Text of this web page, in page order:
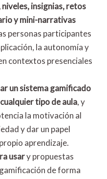
insignias, retos
y mini-narrativas
personas participantes
la autonomía y
contextos presenciales
un sistema gamificado
tipo de aula, y
la motivación al
y dar un papel
aprendizaje.
usary propuestas
de forma